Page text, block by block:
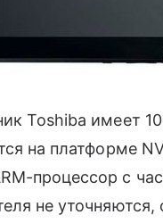
Toshiba имеет
на платформе
процессор с
не